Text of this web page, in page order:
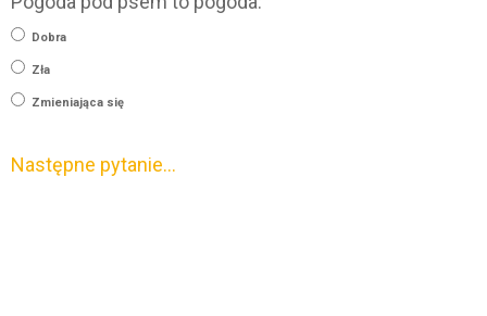
Dobra
Zła
Zmieniająca się
Następne pytanie…